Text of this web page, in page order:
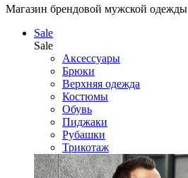
Магазин брендовой мужской одежды
Sale
Sale
Аксессуары
Брюки
Верхняя одежда
Костюмы
Обувь
Пиджаки
Рубашки
Трикотаж